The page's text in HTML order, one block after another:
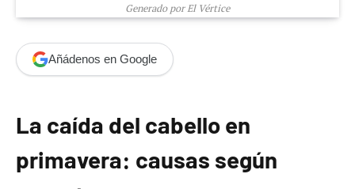
Generado por El Vértice
Añádenos en Google
La caída del cabello en
primavera: causas según